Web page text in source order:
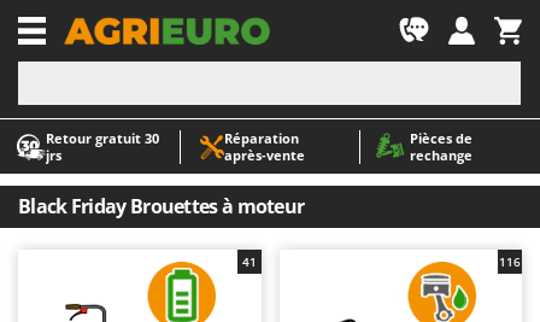
Retour gratuit 30
jrs
Réparation
après‑vente
Pièces de
rechange
-1
A
Abris de jardin
Accessoires pour tracteurs tondeuses autoportés
Aérateurs Scarificateurs pour gazon
Arracheuses de pommes de terre pour tracteur
Aspirateurs - Balais Électriques
A
AgriEuro Premium
AgriEuro TOP-LINE
Aima
Black Friday Brouettes à moteur
41 116